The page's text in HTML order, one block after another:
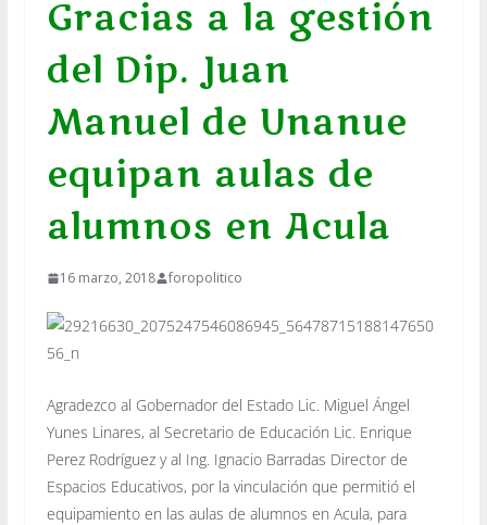
Gracias a la gestión
del Dip. Juan
Manuel de Unanue
equipan aulas de
alumnos en Acula
16 marzo, 2018 foropolitico
Agradezco al Gobernador del Estado Lic. Miguel Ángel
Yunes Linares, al Secretario de Educación Lic. Enrique
Perez Rodríguez y al Ing. Ignacio Barradas Director de
Espacios Educativos, por la vinculación que permitió el
equipamiento en las aulas de alumnos en Acula, para